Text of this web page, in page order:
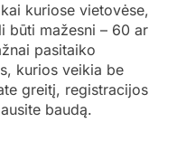
kuriose vietovėse,
būti mažesni – 60 ar
pasitaiko
kurios veikia be
greitį, registracijos
baudą.